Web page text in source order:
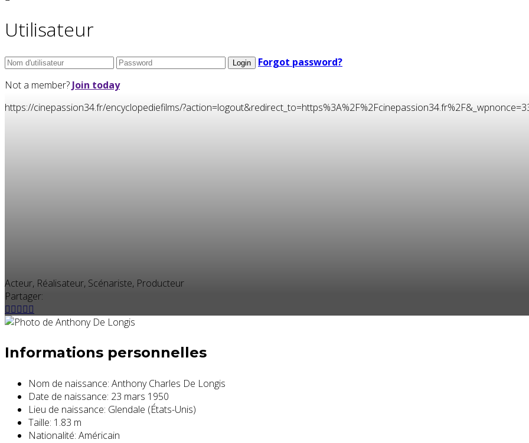
Utilisateur
Forgot password?
Not a member? Join today
https://cinepassion34.fr/encyclopediefilms/
Acteur, Réalisateur, Scénariste, Producteur
Partager:
Informations personnelles
Nom de naissance: Anthony Charles De Longis
Date de naissance: 23 mars 1950
Lieu de naissance: Glendale (États-Unis)
Taille: 1.83 m
Nationalité: Américain